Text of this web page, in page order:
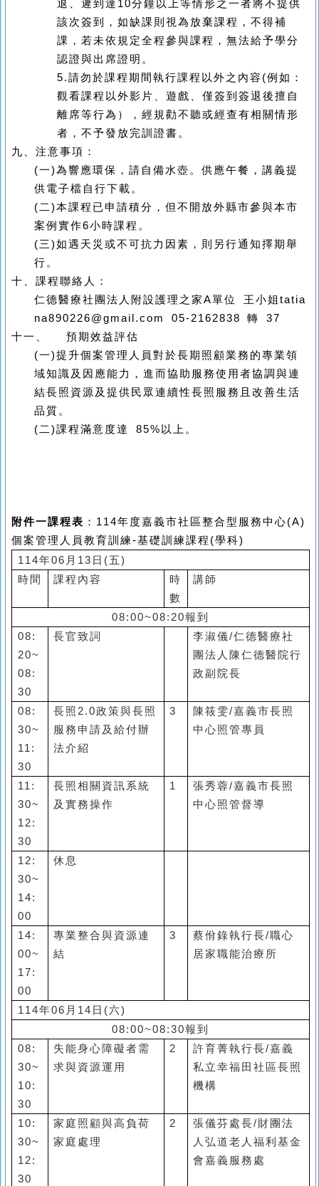
退、遲到達 10分鐘以上等情形之一者將不提供
該次簽到，如缺課則視為放棄課程，不得補
課，若未依規定全程參與課程，無法給予學分
認證與出席證明。
5.請勿於課程期間執行課程以外之內容 (例如：
觀看課程以外影片、遊戲、僅簽到簽退後擅自
離席等行為），經規勸不聽或經查有相關情形
者，不予發放完訓證書。
九、 注意事項：
(一)為響應環保，請自備水壺。供應午餐，講義提
供電子檔自行下載。
( 二 )本課程已申請積分，但不開放外縣市參與本市
案例實作6小時課程。
(三)如遇天災或不可抗力因素，則另行通知擇期舉
行。
十、 課程聯絡人：
仁德醫療社團法人附設護理之家A單位 王小姐 tatia
na890226@gmail.com 05-2162838轉
37
十一、
預期效益評估
(一)提升個案管理人員對於長期照顧業務的專業領
域知識及因應能力，進而協助服務使用者協調與連
結長照資源及提供民眾連續性長照服務且改善生活
品質。
( 二 )課程滿意度達 85% 以上。
附件一課程表 ： 114年度嘉義市社區整合型服務中心(A)
個案管理人員教育訓練-基礎訓練課程 (學科)
114年06 月 13 日 (五)
時間
課程內容
時
數
講師
08:00~08:20報到
08:
20~
08:
30
長官致詞 李淑儀/仁德醫療社
團法人陳仁德醫院行
政副院長
08:
30~
11:
30
長照 2.0政策與長照
服務申請及給付辦
法介紹
3 陳筱雯/嘉義市長照
中心照管專員
11:
30~
12:
30
長照相關資訊系統
及實務操作
1 張秀蓉/嘉義市長照
中心照管督導
12:
30~
14:
00
休息
14:
00~
17:
00
專業整合與資源連
結
3 蔡佾錄執行長/職心
居家職能治療所
114年06 月 14 日 (六)
08:00~08:30報到
08:
30~
10:
30
失能身心障礙者需
求與資源運用
2 許育菁執行長/嘉義
私立幸福田社區長照
機構
10:
30~
12:
30
家庭照顧與高負荷
家庭處理
2 張儀芬處長/財團法
人弘道老人福利基金
會嘉義服務處